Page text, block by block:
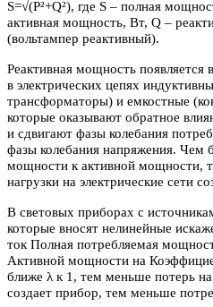
S=√(P²+Q²), где S – полная
активная мощность, Вт, Q –
(вольтампер реактивный).
Реактивная мощность
в электрических цепях
трансформаторы) и емкостные
которые оказывают обратное
и сдвигают фазы колебания
фазы колебания напряжения. Чем
мощности к активной мощности,
нагрузки на электрические сети
В световых приборах с
которые вносят нелинейные
ток Полная потребляемая
Активной мощности на
ближе λ к 1, тем меньше потерь
создает прибор, тем меньше